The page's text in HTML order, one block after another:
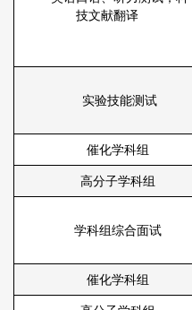
技文献翻译
实验技能测试
催化学科组
高分子学科组
学科组综合面试
催化学科组